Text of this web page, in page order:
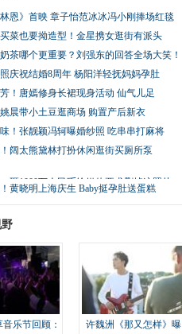
林恩》首映 章子怡范冰冰冯小刚捧场红毯
菜也要拗造型！金星携女逛街有派头
茶哪个更重要？刘强东的回答全场大笑！
庆祝结婚8周年 杨阳洋轻抚妈妈孕肚
！唐嫣修身长裙现身活动 仙气儿足
晨带小土豆逛商场 购置产后新衣
！张靓颖冯轲曝婚纱照 吃串串打麻将
阔太熊黛林打扮休闲逛街买厕所泵
砸1000万人民币给媒体要求删掉这照片
黄晓明上海庆生 Baby挺孕肚送蛋糕
野
乐节回顾：
许魏洲《那又怎样》曝